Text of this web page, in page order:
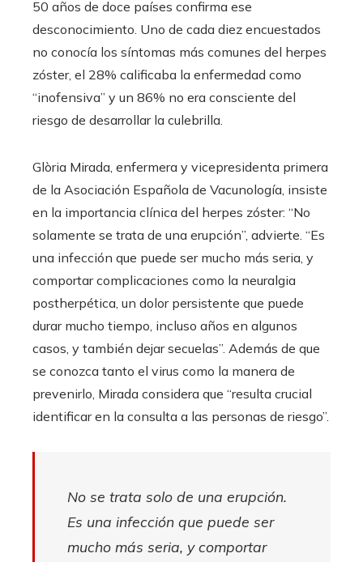
50 años de doce países confirma ese
desconocimiento. Uno de cada diez encuestados
no conocía los síntomas más comunes del herpes
zóster, el 28% calificaba la enfermedad como
“inofensiva” y un 86% no era consciente del
riesgo de desarrollar la culebrilla.
Glòria Mirada, enfermera y vicepresidenta primera
de la Asociación Española de Vacunología, insiste
en la importancia clínica del herpes zóster: “No
solamente se trata de una erupción”, advierte. “Es
una infección que puede ser mucho más seria, y
comportar complicaciones como la neuralgia
postherpética, un dolor persistente que puede
durar mucho tiempo, incluso años en algunos
casos, y también dejar secuelas”. Además de que
se conozca tanto el virus como la manera de
prevenirlo, Mirada considera que “resulta crucial
identificar en la consulta a las personas de riesgo”.
No se trata solo de una erupción.
Es una infección que puede ser
mucho más seria, y comportar